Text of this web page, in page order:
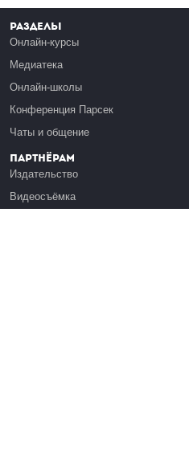
Разделы
Онлайн-курсы
Медиатека
Онлайн-школы
Конференция Парсек
Чаты и общение
Партнёрам
Издательство
Видеосъёмка